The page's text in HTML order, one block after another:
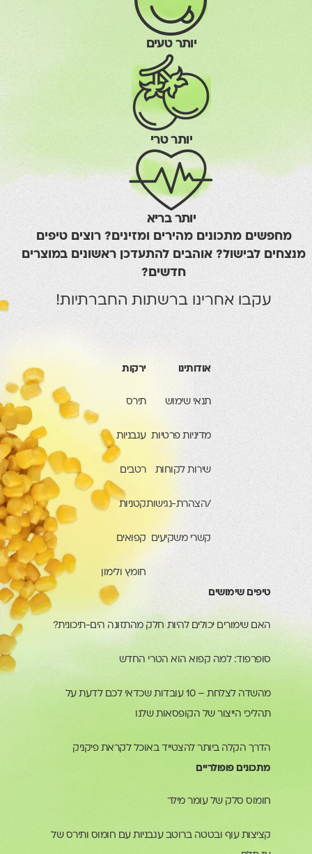
יותר בריא
יותר טרי
יותר טעים
מחפשים מתכונים מהירים ומזינים? רוצים טיפים
מנצחים לבישול? אוהבים להתעדכן ראשונים במוצרים
חדשים?
עקבו אחרינו ברשתות החברתיות!
אודותינו
תנאי שימוש
מדיניות פרטיות
שירות לקוחות
/הצהרת-נגישות
קשרי משקיעים
ירקות
תירס
עגבניות
רטבים
קטניות
קפואים
חומץ ולימון
טיפים שימושים
האם שימורים יכולים להיות חלק מהתזונה הים-תיכונית?
סופרפוד: למה קפוא הוא הטרי החדש
מהשדה לצלחת – 10 עובדות שכדאי לכם לדעת על
תהליכי הייצור של הקופסאות שלנו
הדרך הקלה ביותר להצטייד באוכל לקראת פיקניק
מתכונים פופולריים
חומוס סלק של עומר מילר
קציצות עוף ובטטה ברוטב עגבניות עם חומוס ותירס של